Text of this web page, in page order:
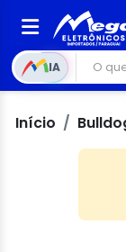
IA
Início